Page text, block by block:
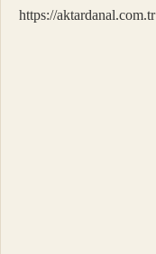
https://aktardanal.com.tr